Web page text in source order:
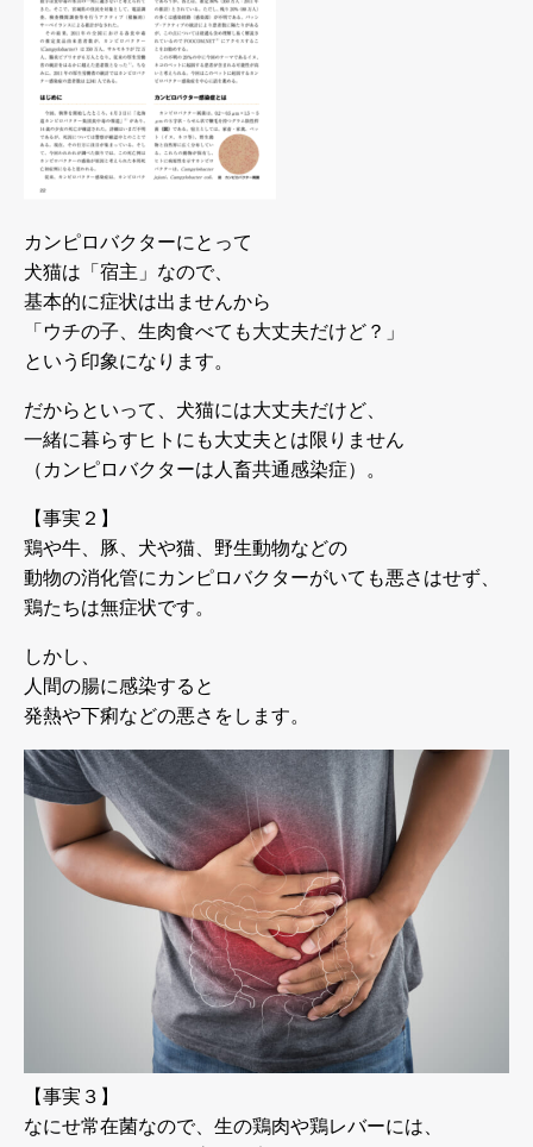
カンピロバクターにとって
犬猫は「宿主」なので、
基本的に症状は出ませんから
「ウチの子、生肉食べても大丈夫だけど？」
という印象になります。
だからといって、犬猫には大丈夫だけど、
一緒に暮らすヒトにも大丈夫とは限りません
（カンピロバクターは人畜共通感染症）。
【事実２】
鶏や牛、豚、犬や猫、野生動物などの
動物の消化管にカンピロバクターがいても悪さはせず、
鶏たちは無症状です。
しかし、
人間の腸に感染すると
発熱や下痢などの悪さをします。
【事実３】
なにせ常在菌なので、生の鶏肉や鶏レバーには、